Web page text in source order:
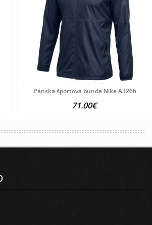
Pánska športová bunda Nike A3266
71.00€